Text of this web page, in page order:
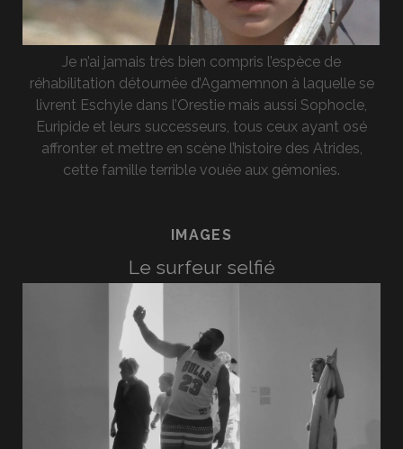
Je n’ai jamais très bien compris l’espèce de
réhabilitation détournée d’Agamemnon à laquelle se
livrent Eschyle dans l’Orestie mais aussi Sophocle,
Euripide et leurs successeurs, tous ceux ayant osé
affronter et mettre en scène l’histoire des Atrides,
cette famille terrible vouée aux gémonies.
IMAGES
Le surfeur selfié